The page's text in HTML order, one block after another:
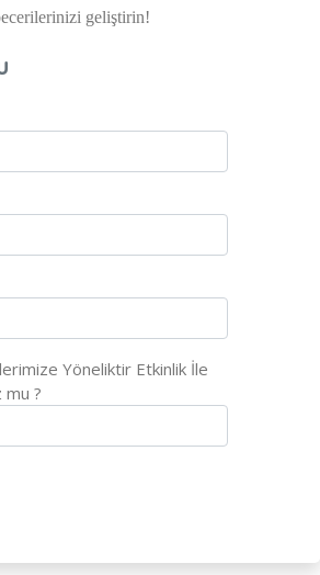
geliştirin!
Yöneliktir Etkinlik İle
mu ?